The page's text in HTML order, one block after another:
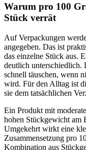
Warum pro 100
Stück verrät
Auf Verpackungen
angegeben. Das ist
das einzelne Stück aus.
deutlich unterschiedlich.
schnell täuschen, wenn
wird. Für den Alltag ist
sie dem tatsächlichen
Ein Produkt mit
hohen Stückgewicht am
Umgekehrt wirkt eine
Zusammensetzung pro
Kombination aus